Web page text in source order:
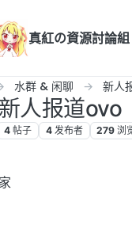
真紅の資源討論組
水群 & 闲聊 新人
新人报道ovo
4 帖子 4 发布者 279 浏